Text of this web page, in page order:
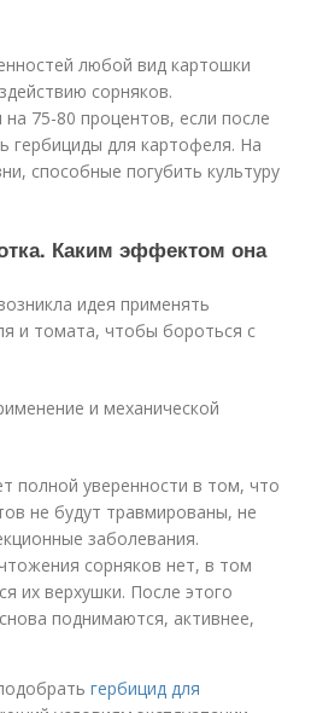
любой вид картошки
сорняков.
75-80 процентов, если после
гербициды для картофеля. На
способные погубить культуру
Каким эффектом она
идея применять
и томата, чтобы бороться с
и механической
полной уверенности в том, что
не будут травмированы, не
заболевания.
сорняков нет, в том
их верхушки. После этого
поднимаются, активнее,
гербицид для